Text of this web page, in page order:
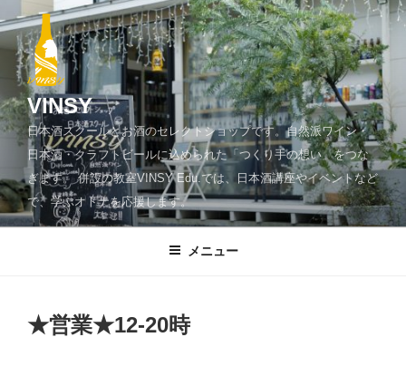
ン
ツ
へ
ッ
プ
VINSY
日本酒スクールとお酒のセレクトショップです。自然派ワイン・
日本酒・クラフトビールに込められた「つくり手の想い」をつな
ぎます。 併設の教室VINSY Edu.では、日本酒講座やイベントなど
で、学ぶオトナを応援します。
メニュー
★営業★12-20時